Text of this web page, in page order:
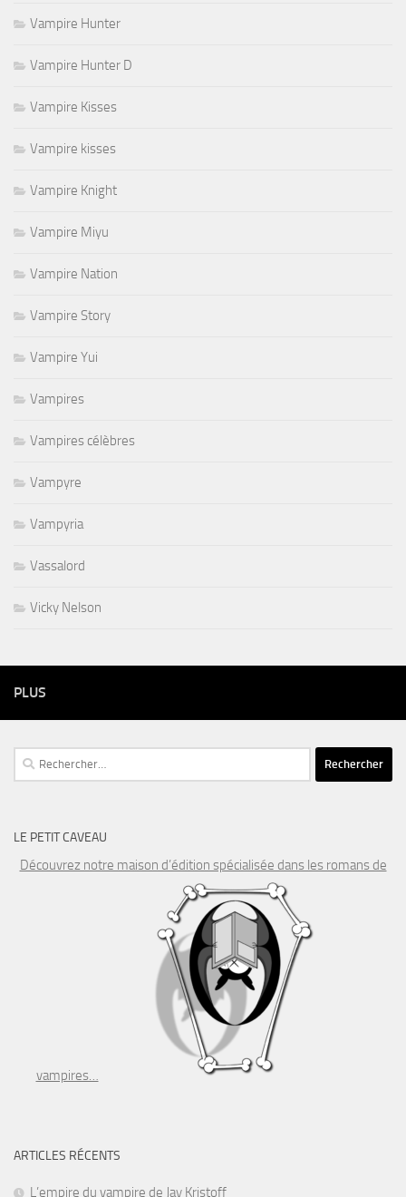
Vampire Hunter
Vampire Hunter D
Vampire Kisses
Vampire kisses
Vampire Knight
Vampire Miyu
Vampire Nation
Vampire Story
Vampire Yui
Vampires
Vampires célèbres
Vampyre
Vampyria
Vassalord
Vicky Nelson
PLUS
Rechercher :
LE PETIT CAVEAU
Découvrez notre maison d’édition spécialisée dans les romans de
vampires…
ARTICLES RÉCENTS
L’empire du vampire de Jay Kristoff